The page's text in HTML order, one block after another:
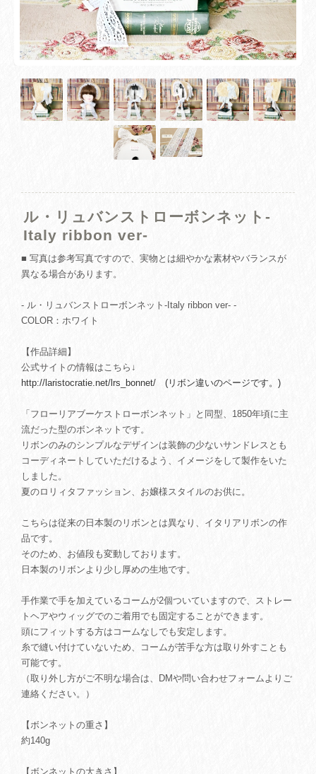
ル・リュバンストローボンネット-
Italy ribbon ver-
■ 写真は参考写真ですので、実物とは細やかな素材やバランスが
異なる場合があります。
- ル・リュバンストローボンネット-Italy ribbon ver- -
COLOR：ホワイト
【作品詳細】
公式サイトの情報はこちら↓
http://laristocratie.net/lrs_bonnet/ (リボン違いのページです。)
「フローリアブーケストローボンネット」と同型、1850年頃に主
流だった型のボンネットです。
リボンのみのシンプルなデザインは装飾の少ないサンドレスとも
コーディネートしていただけるよう、イメージをして製作をいた
しました。
夏のロリィタファッション、お嬢様スタイルのお供に。
こちらは従来の日本製のリボンとは異なり、イタリアリボンの作
品です。
そのため、お値段も変動しております。
日本製のリボンより少し厚めの生地です。
手作業で手を加えているコームが2個ついていますので、ストレー
トヘアやウィッグでのご着用でも固定することができます。
頭にフィットする方はコームなしでも安定します。
糸で縫い付けていないため、コームが苦手な方は取り外すことも
可能です。
（取り外し方がご不明な場合は、DMや問い合わせフォームよりご
連絡ください。）
【ボンネットの重さ】
約140g
【ボンネットの大きさ】